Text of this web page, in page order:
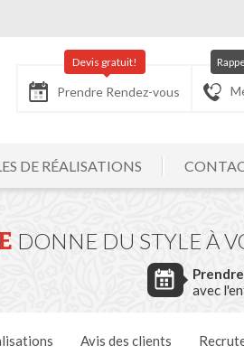
Prendre Rendez-vous
Devis gratuit!
DE RÉALISATIONS
DONNE DU STYLE À
avec
Avis des clients